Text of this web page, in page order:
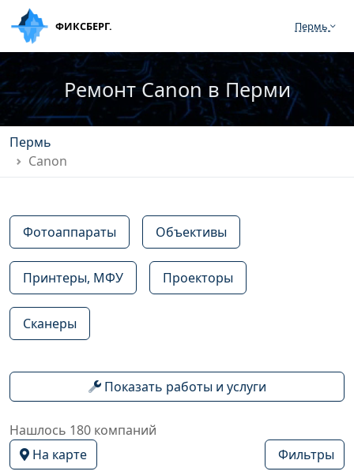
ФИКСБЕРГ. Пермь
Ремонт Canon в Перми
Пермь
Canon
Фотоаппараты Объективы
Принтеры, МФУ Проекторы
Сканеры
Показать работы и услуги
Нашлось 180 компаний
На карте
Фильтры